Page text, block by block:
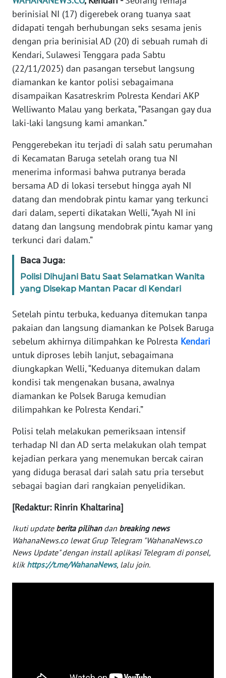
berinisial NI (17) digerebek orang tuanya saat
didapati tengah berhubungan seks sesama jenis
dengan pria berinisial AD (20) di sebuah rumah di
Kendari, Sulawesi Tenggara pada Sabtu
(22/11/2025) dan pasangan tersebut langsung
diamankan ke kantor polisi sebagaimana
disampaikan Kasatreskrim Polresta Kendari AKP
Welliwanto Malau yang berkata, “Pasangan gay dua
laki-laki langsung kami amankan.”
Penggerebekan itu terjadi di salah satu perumahan
di Kecamatan Baruga setelah orang tua NI
menerima informasi bahwa putranya berada
bersama AD di lokasi tersebut hingga ayah NI
datang dan mendobrak pintu kamar yang terkunci
dari dalam, seperti dikatakan Welli, “Ayah NI ini
datang dan langsung mendobrak pintu kamar yang
terkunci dari dalam.”
Baca Juga:
Polisi Dihujani Batu Saat Selamatkan Wanita
yang Disekap Mantan Pacar di Kendari
Setelah pintu terbuka, keduanya ditemukan tanpa
pakaian dan langsung diamankan ke Polsek Baruga
sebelum akhirnya dilimpahkan ke Polresta Kendari
untuk diproses lebih lanjut, sebagaimana
diungkapkan Welli, “Keduanya ditemukan dalam
kondisi tak mengenakan busana, awalnya
diamankan ke Polsek Baruga kemudian
dilimpahkan ke Polresta Kendari.”
Polisi telah melakukan pemeriksaan intensif
terhadap NI dan AD serta melakukan olah tempat
kejadian perkara yang menemukan bercak cairan
yang diduga berasal dari salah satu pria tersebut
sebagai bagian dari rangkaian penyelidikan.
[Redaktur: Rinrin Khaltarina]
Ikuti update berita pilihandan breaking news
WahanaNews.co lewat Grup Telegram "WahanaNews.co
News Update" dengan install aplikasi Telegram di ponsel,
klik https://t.me/WahanaNews, lalu join.
Informasi
INDEKS
BERITA
KONTAK
KAMI
INFO
IKLAN
KAMI
PEDOMAN
MEDIA
SIBER
REDAKSI
DISCLAIMER
News
Regional
SUMUT
WN
JAKARTA
JABAR
WN
BANTEN
NTT
WN
KEPRI
PAPUA